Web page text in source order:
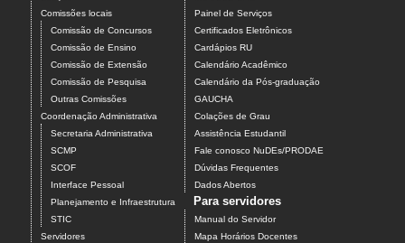
Comissões locais
Comissão de Concursos
Comissão de Ensino
Comissão de Extensão
Comissão de Pesquisa
Outras Comissões
Coordenação Administrativa
Secretaria Administrativa
SCMP
SCOF
Interface Pessoal
Planejamento e Infraestrutura
STIC
Servidores
Painel de Serviços
Certificados Eletrônicos
Cardápios RU
Calendário Acadêmico
Calendário da Pós-graduação
GAUCHA
Colações de Grau
Assistência Estudantil
Fale conosco NuDEs/PRODAE
Dúvidas Frequentes
Dados Abertos
Para servidores
Manual do Servidor
Mapa Horários Docentes